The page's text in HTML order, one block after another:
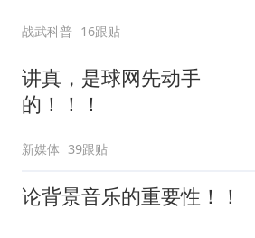
战武科普 16跟贴
讲真，是球网先动手
的！！！
新媒体 39跟贴
论背景音乐的重要性！！